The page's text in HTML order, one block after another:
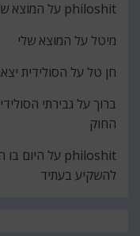
philoshit על המוצא
מיטל על המוצא שלי
חן טל על הסולידית יצאה
ברוך על גבירתי
החוק
philoshit על היום
להשקיע בעתיד